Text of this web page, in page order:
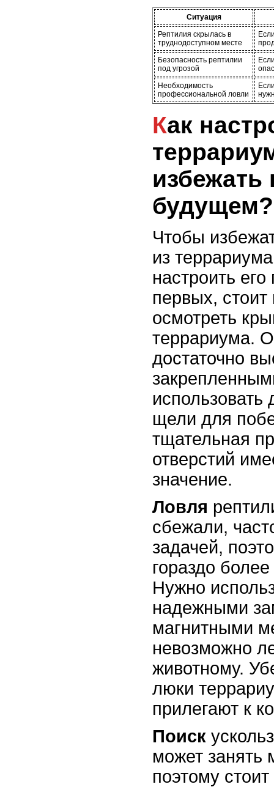
Ситуация
Рептилия скрылась в
труднодоступном месте
Безопасность рептилии
под угрозой
Необходимость
профессиональной ловли
Как настроить
избежать
будущем?
Чтобы
из
настроить
первых,
осмотреть
террариума.
достаточно
щели для
тщательная
отверстий
значение.
Ловля
сбежали,
задачей,
гораздо
Нужно
надежными
магнитными
невозможно
животному.
люки
прилегают к
Поиск
может занять
поэтому